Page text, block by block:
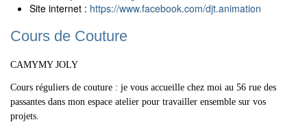
Site internet : https://www.facebook.com/djt.animation
Cours de Couture
CAMYMY JOLY
Cours réguliers de couture : je vous accueille chez moi au 56 rue des
passantes dans mon espace atelier pour travailler ensemble sur vos
projets.